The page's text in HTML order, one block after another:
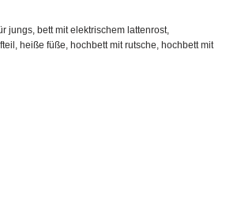
jungs, bett mit elektrischem lattenrost,
, heiße füße, hochbett mit rutsche, hochbett mit